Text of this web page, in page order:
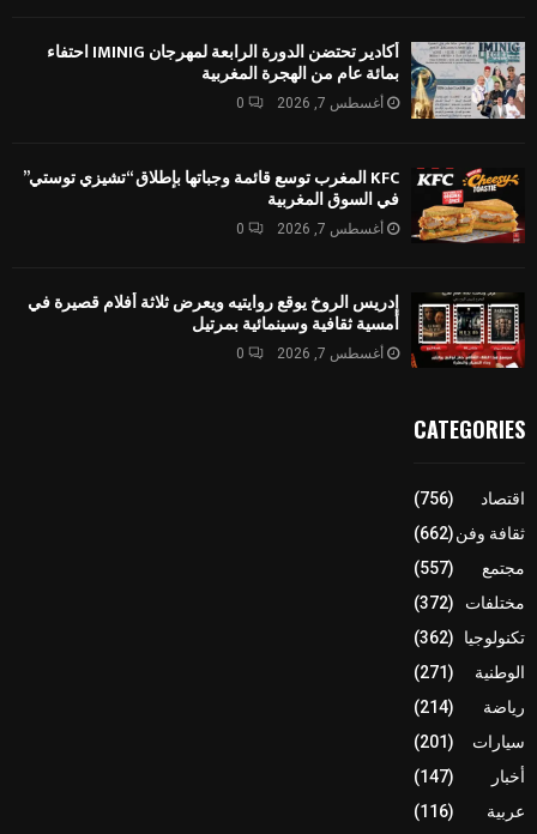
أكادير تحتضن الدورة الرابعة لمهرجان IMINIG احتفاء
بمائة عام من الهجرة المغربية
أغسطس 7, 2026 0
KFC المغرب توسع قائمة وجباتها بإطلاق “تشيزي توستي”
في السوق المغربية
أغسطس 7, 2026 0
إدريس الروخ يوقع روايتيه ويعرض ثلاثة أفلام قصيرة في
أمسية ثقافية وسينمائية بمرتيل
أغسطس 7, 2026 0
CATEGORIES
اقتصاد
(756)
ثقافة وفن(662)
مجتمع
(557)
مختلفات
(372)
تكنولوجيا
(362)
الوطنية
(271)
رياضة
(214)
سيارات
(201)
أخبار
(147)
عربية
(116)